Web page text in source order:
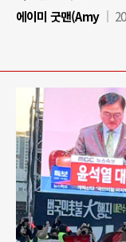
에이미 굿맨(Amy